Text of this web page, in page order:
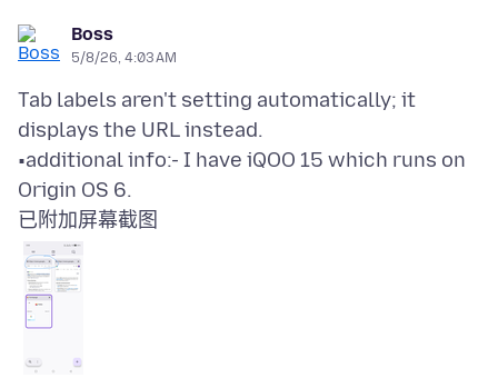
Boss
5/8/26, 4:03 AM
Tab labels aren't setting automatically; it
displays the URL instead.
•additional info:- I have iQOO 15 which runs on
已附加屏幕截图